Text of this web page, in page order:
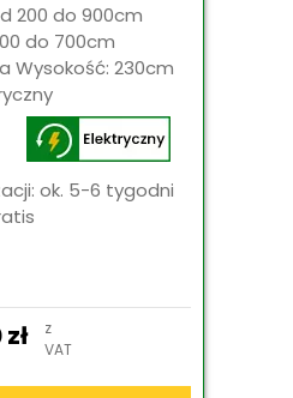
200 do 900cm
do 700cm
Wysokość: 230cm
ok. 5-6 tygodni
zł
z
VAT